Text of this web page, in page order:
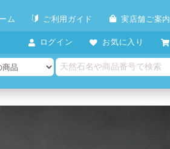
ム ご利用ガイド 実店舗ご案内
ログイン お気に入り